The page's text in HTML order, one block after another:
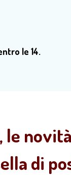
le 14.
di